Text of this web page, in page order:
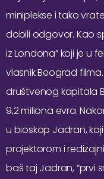
miniplekse i tako
dobili odgovor. Kao
iz Londona” koji je u
vlasnik Beograd
društvenog kapitala
9,2 miliona evra.
u bioskop Jadran,
projektorom i
baš taj Jadran, “prvi